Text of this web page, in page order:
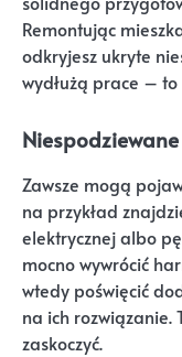
Remontując
odkryjesz ukryte
wydłużą prace –
Zawsze mogą
na przykład
elektrycznej albo
mocno wywrócić
wtedy poświęcić
na ich
zaskoczyć.